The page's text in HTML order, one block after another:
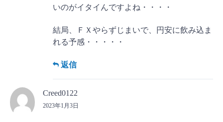
いのがイタイんですよね・・・・
結局、ＦＸやらずじまいで、円安に飲み込ま
れる予感・・・・・
返信
Creed0122
2023年1月3日